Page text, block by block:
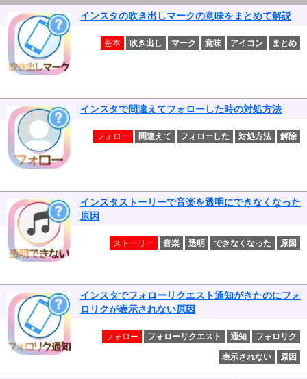
インスタの吹き出しマークの意味をまとめて解説
基本 吹き出し マーク 意味 アイコン まとめ
インスタで間違えてフォローした時の対処方法
フォロー 間違えて フォローした 対処方法 解除
インスタストーリーで音楽を透明にできなくなった
原因
ストーリー 音楽 透明 できなくなった 原因
インスタでフォローリクエスト通知がきたのにフォ
ロリクが表示されない原因
フォロー フォローリクエスト 通知 フォロリク
表示されない 原因